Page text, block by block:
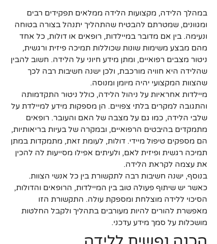
במהלך הלידה, מקצועות הלידה ממלאים תפקידים רבים
ומגוונים, שמטרתם להבטיח שהתהליך יתנהל בצורה בטוחה
ונעימה. בין אם מדובר במיילדות, רופאים או דולות, כל אחד
מהם מבצע משימות שונות שכוללות תמיכה פיזית ורגשית,
ניטור מצבים רפואיים, ומתן מידע חיוני על הלידה. חשוב להבין
שהלידה היא חוויה מורכבת, ולכן ישנה חשיבות רבה לכך
שהצוות המקצועי יהיה מיומן ומנוסה.
מיילדות אחראיות על ניהול הלידה, כולל ניטור התקדמותה
והתגובה למקרים בלתי צפויים. הן מספקות מידע למיילדת על
שלבי הלידה, כמו גם על מצבה של האם והעובר. רופאים
מתמקדים בהיבטים הרפואיים, ובמקרה של בעיות בריאותיות,
הם מספקים טיפול מיידי. דולות, לעומת זאת, מתמקדות במתן
תמיכה רגשית ופיזית לאם, ולעיתים אפילו מסייעות לה להכין
את עצמה לקראת הלידה.
בנוסף, ישנה חשיבות רבה לתקשורת בין כל אנשי הצוות.
כאשר יש שיתוף פעולה טוב בין המיילדות, הרופאים והדולות,
הסיכוי ללידה מוצלחת ומספקת עולה. התקשורת הזו
מאפשרת להורים להיות מעורבים בתהליך ולקבל החלטות
מושכלות על סמך מידע עדכני.